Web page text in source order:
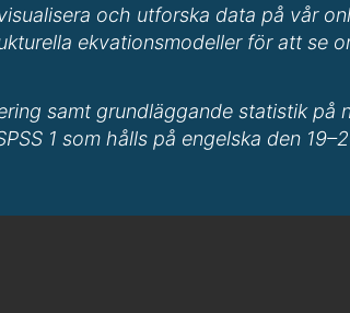
och utforska data på vår
ekvationsmodeller för att se
samt grundläggande statistik på
1 som hålls på engelska den